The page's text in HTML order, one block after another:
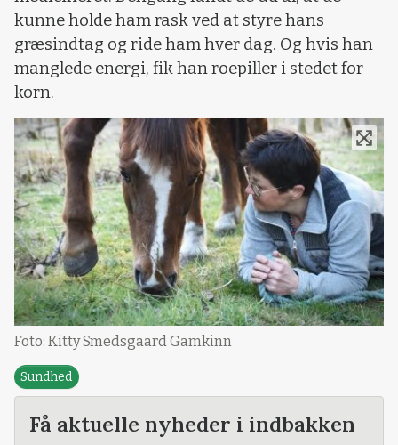
kunne holde ham rask ved at styre hans
græsindtag og ride ham hver dag. Og hvis han
manglede energi, fik han roepiller i stedet for
korn.
Foto: Kitty Smedsgaard Gamkinn
Sundhed
Få aktuelle nyheder i indbakken